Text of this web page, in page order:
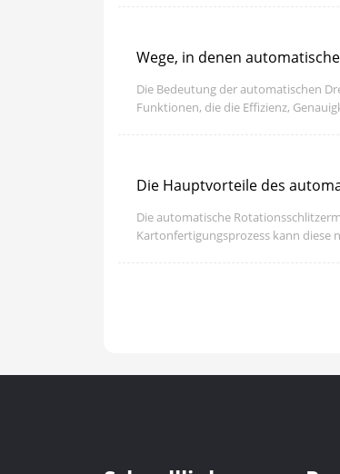
Wege, in denen
Die Bedeutung der automatischen
Funktionen, die die Effizienz,
Die Hauptvorteile des
Die automatische
Kartonfertigungsprozess kann diese